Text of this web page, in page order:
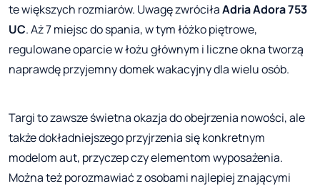
te większych rozmiarów. Uwagę zwróciłaAdria Adora 753
UC. Aż 7 miejsc do spania, w tym łóżko piętrowe,
regulowane oparcie w łożu głównym i liczne okna tworzą
naprawdę przyjemny domek wakacyjny dla wielu osób.
Targi to zawsze świetna okazja do obejrzenia nowości, ale
także dokładniejszego przyjrzenia się konkretnym
modelom aut, przyczep czy elementom wyposażenia.
Można też porozmawiać z osobami najlepiej znającymi